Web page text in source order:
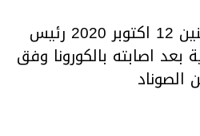
توفي صباح اليوم الاثنين 12 اكتوبر 2020 رئيس
بعد اصابته بالكورونا وفق